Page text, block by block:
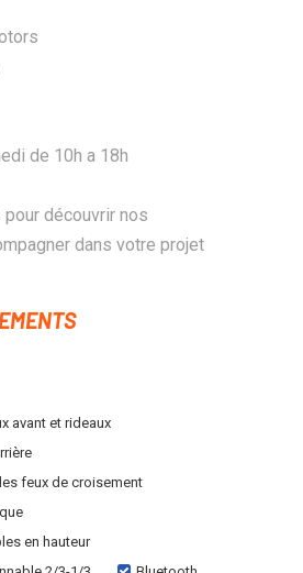
de 10h a 18h
découvrir nos
dans votre projet
avant et rideaux
feux de croisement
en hauteur